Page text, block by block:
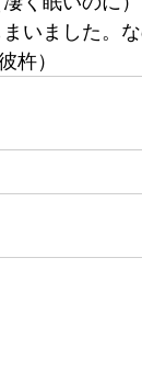
いました。
杵）